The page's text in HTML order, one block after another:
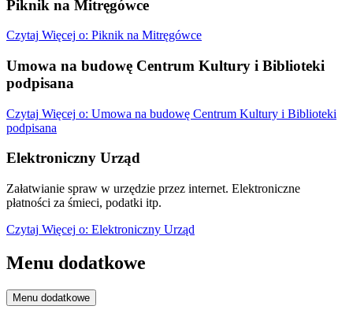
Piknik na Mitręgówce
Czytaj Więcej o: Piknik na Mitręgówce
Umowa na budowę Centrum Kultury i Biblioteki
podpisana
Czytaj Więcej o: Umowa na budowę Centrum Kultury i Biblioteki
podpisana
Elektroniczny Urząd
Załatwianie spraw w urzędzie przez internet. Elektroniczne
płatności za śmieci, podatki itp.
Czytaj Więcej o: Elektroniczny Urząd
Menu dodatkowe
Menu dodatkowe